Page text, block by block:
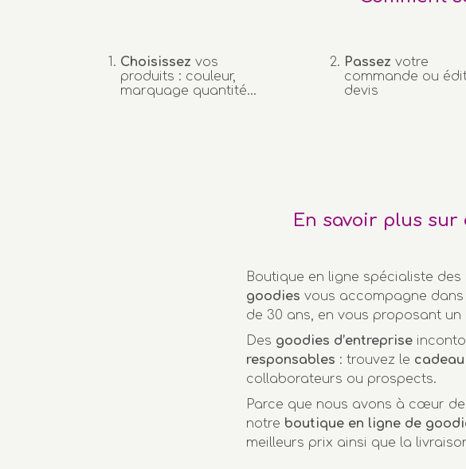
Choisissez vos
produits : couleur,
marquage quantité…
Passez votre
commande ou
devis
En savoir plus sur
Boutique en ligne spécialiste des
goodies vous accompagne
de 30 ans, en vous proposant un
Des goodies d’entreprise
responsables : trouvez le
collaborateurs ou prospects.
Parce que nous avons à cœur
notre boutique en ligne de
meilleurs prix ainsi que la